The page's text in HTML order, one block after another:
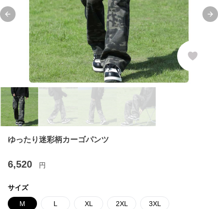
Previous slide
ゆったり迷彩柄カーゴパンツ
6,520 円
サイズ
M L XL 2XL 3XL